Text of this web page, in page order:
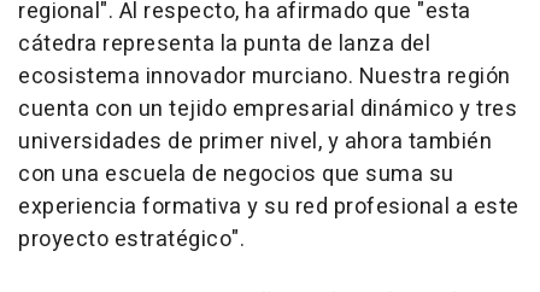
regional". Al respecto, ha afirmado que "esta
cátedra representa la punta de lanza del
ecosistema innovador murciano. Nuestra región
cuenta con un tejido empresarial dinámico y tres
universidades de primer nivel, y ahora también
con una escuela de negocios que suma su
experiencia formativa y su red profesional a este
proyecto estratégico".